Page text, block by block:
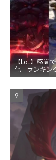
【LoL】感覚
化」ランキン